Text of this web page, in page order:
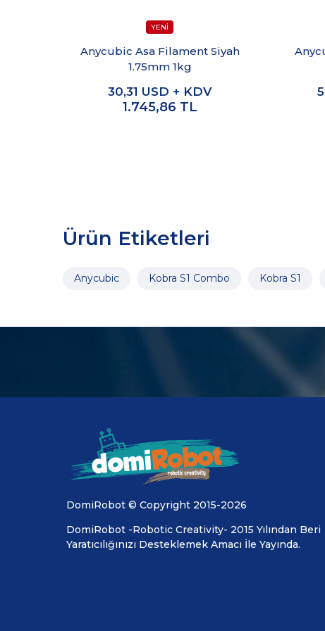
Anycubic Asa Filament Siyah
1.75mm 1kg
30,31 USD + KDV
1.745,86 TL
Ürün Etiketleri
Anycubic Kobra S1 Combo Kobra S1
DomiRobot © Copyright 2015-2026
DomiRobot -Robotic Creativity- 2015 Yılından Beri
Yaratıcılığınızı Desteklemek Amacı İle Yayında.